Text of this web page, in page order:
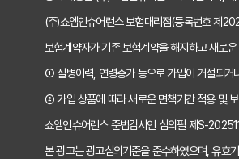
"나만 몰랐네?" 운전자
"교통사고, 이제 두렵
2025년, 운전자보험
운전자보험 비교사이
(주)쇼엠인슈어런스 보험대리점(등록번호 제
보험계약자가 기존 보험계약을 해지하고 새로
① 질병이력, 연령증가 등으로 가입이 거절되거
② 가입 상품에 따라 새로운 면책기간 적용 및
쇼엠인슈어런스 준법감시인 심의필 제S-
본 광고는 광고심의기준을 준수하였으며, 유효